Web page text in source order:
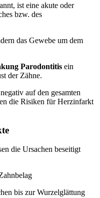
ist eine akute oder
bzw. des
das Gewebe um dem
Parodontitis ein
der Zähne.
auf den gesamten
die Risiken für Herzinfarkt
die Ursachen beseitigt
bis zur Wurzelglättung